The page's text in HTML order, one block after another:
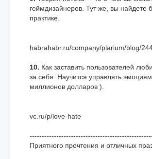
геймдизайнеров. Тут же, вы
практике.
habrahabr.ru/company/plarium/blog/
10. Как заставить пользователей
за себя. Научится управлять
миллионов долларов ).
vc.ru/p/love-hate
Приятного прочтения и отличных